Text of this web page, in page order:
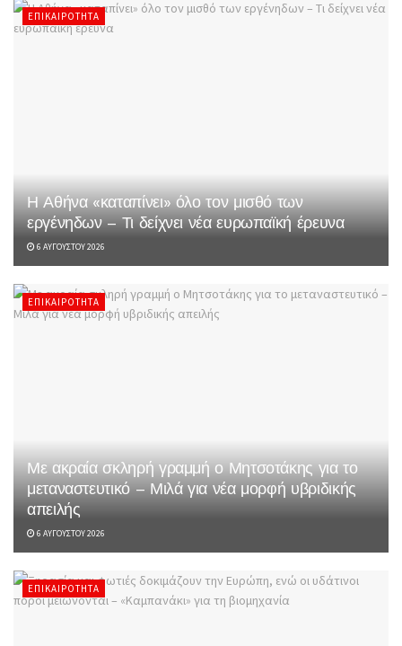
ΕΠΙΚΑΙΡΌΤΗΤΑ
Η Αθήνα «καταπίνει» όλο τον μισθό των
εργένηδων – Τι δείχνει νέα ευρωπαϊκή έρευνα
6 ΑΥΓΟΎΣΤΟΥ 2026
ΕΠΙΚΑΙΡΌΤΗΤΑ
Με ακραία σκληρή γραμμή ο Μητσοτάκης για το
μεταναστευτικό – Μιλά για νέα μορφή υβριδικής
απειλής
6 ΑΥΓΟΎΣΤΟΥ 2026
ΕΠΙΚΑΙΡΌΤΗΤΑ